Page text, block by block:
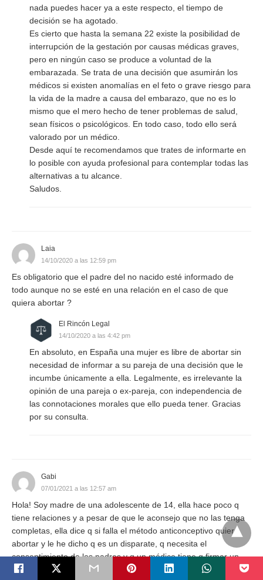
nada puedes hacer ya a este respecto, el tiempo de
decisión se ha agotado.
Es cierto que hasta la semana 22 existe la posibilidad de
interrupción de la gestación por causas médicas graves,
pero en ningún caso se produce a voluntad de la
embarazada. Se trata de una decisión que asumirán los
médicos si existen anomalías en el feto o grave riesgo para
la vida de la madre a causa del embarazo, que no es lo
mismo que el mero hecho de tener problemas de salud,
sean físicos o psicológicos. En todo caso, todo ello será
valorado por un médico.
Desde aquí te recomendamos que trates de informarte en
lo posible con ayuda profesional para contemplar todas las
alternativas a tu alcance.
Saludos.
Laia
14/10/2020 a las 12:59 pm
Es obligatorio que el padre del no nacido esté informado de
todo aunque no se esté en una relación en el caso de que
quiera abortar ?
El Rincón Legal
14/10/2020 a las 4:42 pm
En absoluto, en España una mujer es libre de abortar sin
necesidad de informar a su pareja de una decisión que le
incumbe únicamente a ella. Legalmente, es irrelevante la
opinión de una pareja o ex-pareja, con independencia de
las connotaciones morales que ello pueda tener. Gracias
por su consulta.
Gabi
07/01/2021 a las 12:57 am
Hola! Soy madre de una adolescente de 14, ella hace poco q
tiene relaciones y a pesar de que le aconsejo que no las tenga
completas, ella dice q si falla el método anticonceptivo quiere
abortar y le he dicho q es un disparate, q necesita el
consentimiento de los padres y q un médico tiene q firmar un
informe de que la embarazada no está preparada